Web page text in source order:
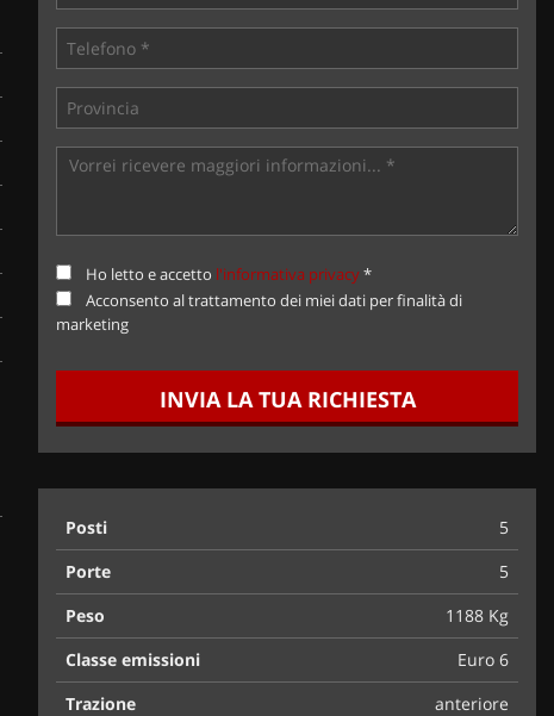
Ho letto e accetto l'informativa privacy*
Acconsento al trattamento dei miei dati per finalità di
marketing
INVIA LA TUA RICHIESTA
Posti
5
Porte
5
Peso
1188 Kg
Classe emissioni
Euro 6
Trazione
anteriore